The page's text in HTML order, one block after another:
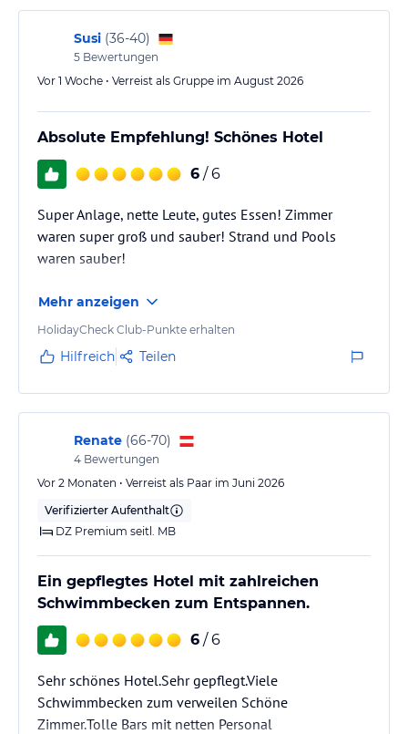
Susi (36-40)
5 Bewertungen
Vor 1 Woche • Verreist als Gruppe im August 2026
Absolute Empfehlung! Schönes Hotel
6 / 6
Super Anlage, nette Leute, gutes Essen! Zimmer
waren super groß und sauber! Strand und Pools
waren sauber!
Mehr anzeigen
HolidayCheck Club-Punkte erhalten
Hilfreich Teilen
Renate (66-70)
4 Bewertungen
Vor 2 Monaten • Verreist als Paar im Juni 2026
Verifizierter Aufenthalt
DZ Premium seitl. MB
Ein gepflegtes Hotel mit zahlreichen
Schwimmbecken zum Entspannen.
6 / 6
Sehr schönes Hotel.Sehr gepflegt.Viele
Schwimmbecken zum verweilen Schöne
Zimmer.Tolle Bars mit netten Personal